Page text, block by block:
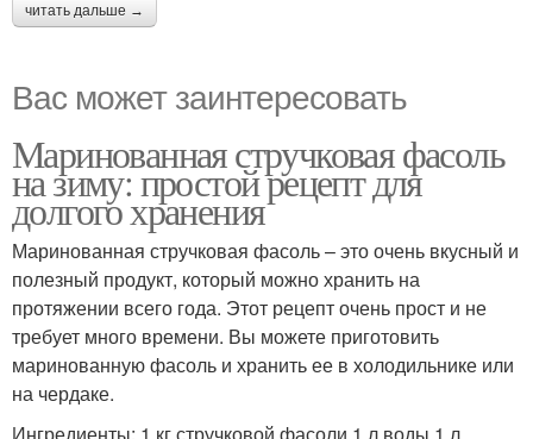
читать дальше →
Вас может заинтересовать
Маринованная стручковая фасоль
на зиму: простой рецепт для
долгого хранения
Маринованная стручковая фасоль – это очень вкусный и
полезный продукт, который можно хранить на
протяжении всего года. Этот рецепт очень прост и не
требует много времени. Вы можете приготовить
маринованную фасоль и хранить ее в холодильнике или
на чердаке.